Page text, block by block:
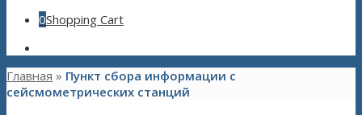
0Shopping Cart
Главная » Пункт сбора информации с
сейсмометрических станций